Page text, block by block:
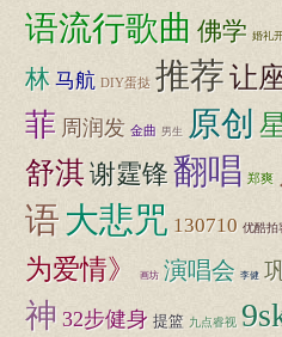
语流行歌曲 佛学 婚礼
林 马航 DIY蛋挞 推荐让
菲 周润发 金曲 男生 原创
舒淇谢霆锋翻唱 郑爽
语大悲咒 130710 优酷拍
为爱情》
画坊 演唱会 李健
神 32步健身 提篮 九点睿视